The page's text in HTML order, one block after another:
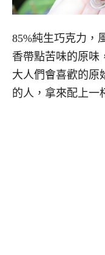
85%純生巧克力，
香帶點苦味的原味
大人們會喜歡的原
的人，拿來配上一